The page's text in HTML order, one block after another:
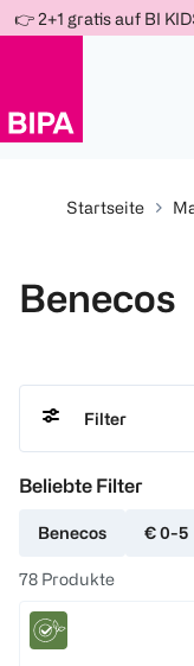
Weiter
zum
👉 2+1 gratis auf BI
Startseite
Benecos
Filter
Beliebte Filter
Benecos € 0-5
78 Produkte